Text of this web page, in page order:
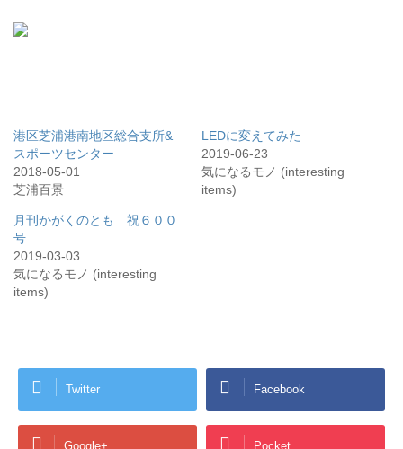
港区芝浦港南地区総合支所&
スポーツセンター
2018-05-01
芝浦百景
LEDに変えてみた
2019-06-23
気になるモノ (interesting
items)
月刊かがくのとも 祝６００
号
2019-03-03
気になるモノ (interesting
items)
Twitter Facebook
Google+ Pocket